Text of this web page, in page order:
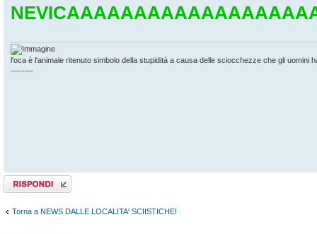
l'oca è l'animale ritenuto simbolo della stupidità a causa delle sciocchezze che gli uomini
--------
Rispondi al
messaggio
Torna a NEWS DALLE LOCALITA' SCIISTICHE!